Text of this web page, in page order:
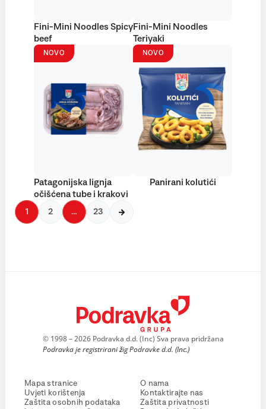
Fini-Mini Noodles Spicy
beef
Fini-Mini Noodles
Teriyaki
NOVO
Patagonijska lignja
očišćena tube i krakovi
NOVO
Panirani kolutići
1 2 … 23
© 1998 – 2026 Podravka d.d. (Inc) Sva prava pridržana
Podravka je registrirani žig Podravke d.d. (Inc.)
Mapa stranice
Uvjeti korištenja
Zaštita osobnih podataka
O nama
Kontaktirajte nas
Zaštita privatnosti